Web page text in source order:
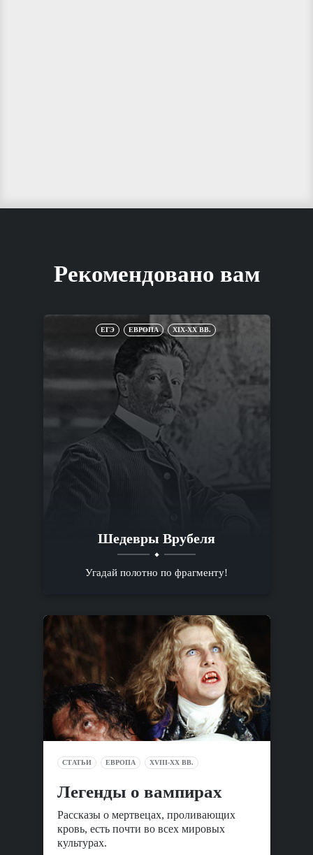
Рекомендовано вам
ЕГЭ ЕВРОПА XIX-XX ВВ.
Шедевры Врубеля
Угадай полотно по фрагменту!
СТАТЬИ ЕВРОПА XVIII-XX ВВ.
Легенды о вампирах
Рассказы о мертвецах, проливающих
кровь, есть почти во всех мировых
культурах.